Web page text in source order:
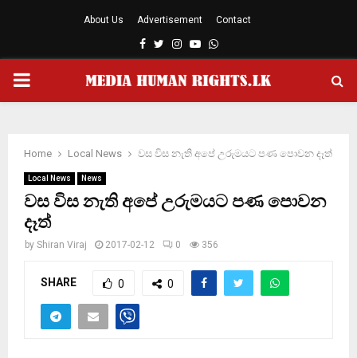
About Us Advertisement Contact
Facebook
TwitterInstagram
YoutubeWhatsapp
PRIMARY
Home Local News වස විස නැති අපේ උරුමයට පණ පොවන දෑත්
Local News News
වස විස නැති අපේ උරුමයට පණ පොවන
දෑත්
by Shiran Viraj 2017-02-12 0 356
SHARE 0 0